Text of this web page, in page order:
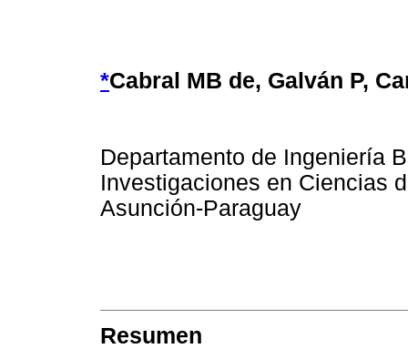
*Cabral MB de, Galván P,
Departamento de Ingeniería
Investigaciones en Ciencias
Asunción-Paraguay
Resumen